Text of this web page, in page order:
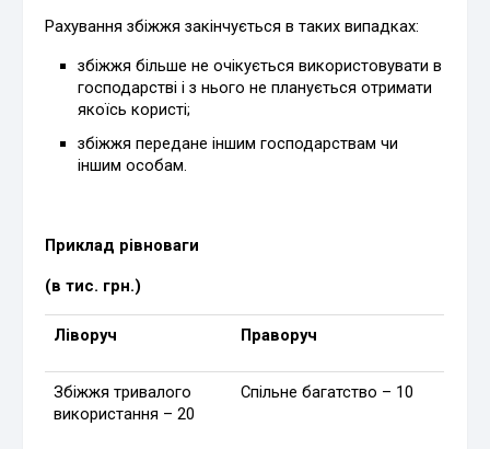
Рахування збіжжя закінчується в таких випадках:
збіжжя більше не очікується використовувати в
господарстві і з нього не планується отримати
якоїсь користі;
збіжжя передане іншим господарствам чи
іншим особам.
Приклад рівноваги
(в тис. грн.)
Ліворуч Праворуч
Збіжжя тривалого
використання – 20
Спільне багатство – 10